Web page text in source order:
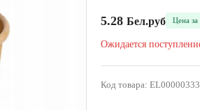
5.28 Бел.руб Цена за
Ожидается
Код товара: